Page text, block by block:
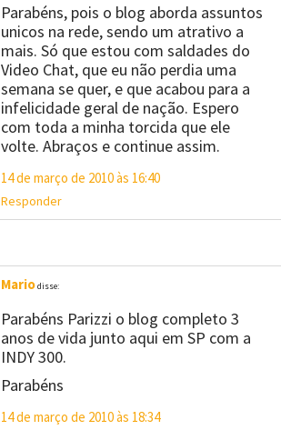
Parabéns, pois o blog aborda assuntos
unicos na rede, sendo um atrativo a
mais. Só que estou com saldades do
Video Chat, que eu não perdia uma
semana se quer, e que acabou para a
infelicidade geral de nação. Espero
com toda a minha torcida que ele
volte. Abraços e continue assim.
14 de março de 2010 às 16:40
Responder
Mariodisse:
Parabéns Parizzi o blog completo 3
anos de vida junto aqui em SP com a
INDY 300.
Parabéns
14 de março de 2010 às 18:34